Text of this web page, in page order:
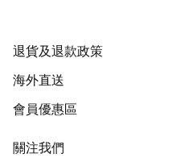
退貨及退款政策
海外直送
會員優惠區
關注我們